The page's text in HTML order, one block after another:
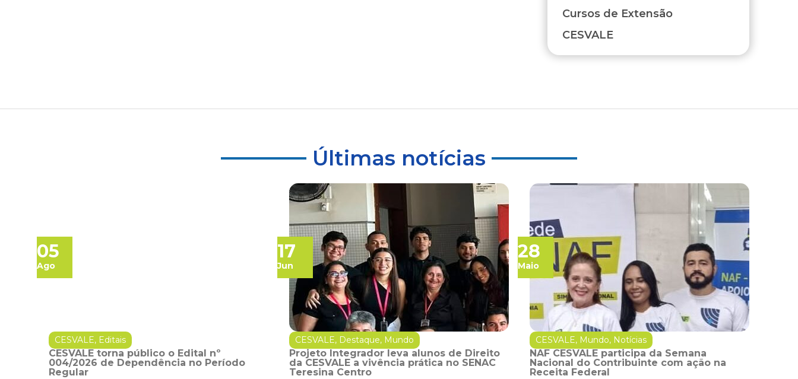
Cursos de Extensão
CESVALE
Últimas notícias
05
Ago
CESVALE, Editais
CESVALE torna público o Edital nº
004/2026 de Dependência no Período
Regular
17
Jun
CESVALE, Destaque, Mundo
Projeto Integrador leva alunos de Direito
da CESVALE a vivência prática no SENAC
Teresina Centro
28
Maio
CESVALE, Mundo, Notícias
NAF CESVALE participa da Semana
Nacional do Contribuinte com ação na
Receita Federal